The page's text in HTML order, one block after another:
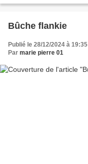
Bûche flankie
Publié le 28/12/2024 à 19:35
Par marie pierre 01